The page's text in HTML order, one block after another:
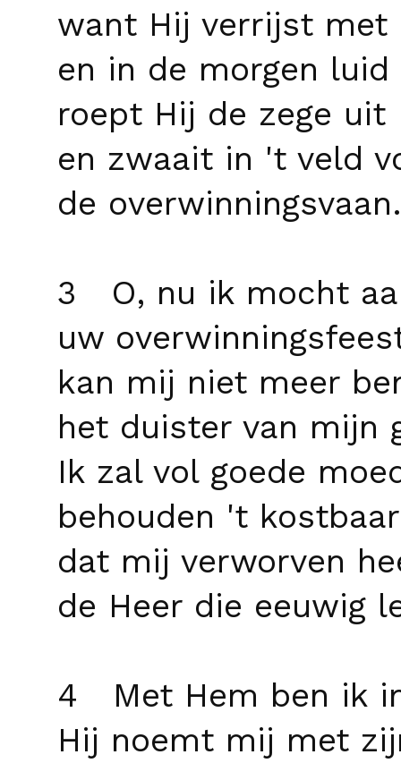
want Hij verrijst met
en in de morgen luid
roept Hij de zege uit
en zwaait in 't veld
de overwinningsvaan.
3 O, nu ik mocht
uw
kan mij niet meer
het duister van mijn
Ik zal vol goede
behouden 't
dat mij verworven
de Heer die eeuwig
4 Met Hem ben ik
Hij noemt mij met